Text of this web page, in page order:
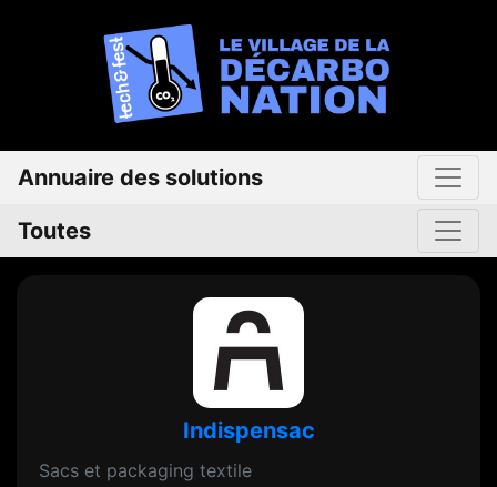
Annuaire des solutions
Toutes
Indispensac
Sacs et packaging textile